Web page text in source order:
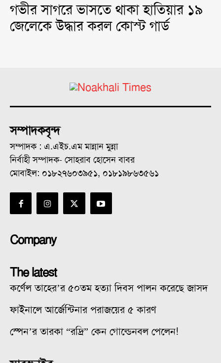
গভীর সাগরে ভাসতে থাকা হাতিয়ার ১৯
জেলেকে উদ্ধার করল কোস্ট গার্ড
সম্পাদকবৃন্দ
সম্পাদক : এ.এইচ.এম মান্নান মুন্না
নির্বাহী সম্পাদক- সোহরাব হোসেন বাবর
মোবাইল: ০১৮২৭৬০৩৯৫১, ০১৮১৯৮৬৩৫৬১
Company
The latest
কর্ণেল তাহের’র ৫০তম হত্যা দিবস পালন করেছে জাসদ
ফাইনালে আর্জেন্টিনার পরাজয়ের ৫ কারণ
স্পেন’র তারকা “রদ্রি” কেন গোল্ডেনবল পেলেন!